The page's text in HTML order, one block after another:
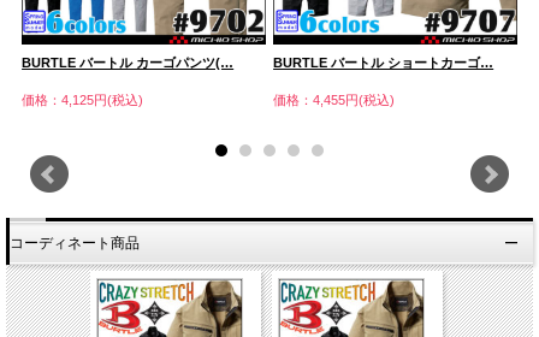
BURTLE バートル カーゴパンツ(…
価格：4,125円(税込)
BURTLE バートル ショートカーゴ…
価格：4,455円(税込)
コーディネート商品